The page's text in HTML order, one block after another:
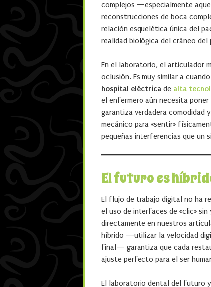
complejos —especialmente
reconstrucciones de boca
relación esquelética única del
realidad biológica del cráneo del
En el laboratorio, el articulador
oclusión. Es muy similar a
hospital eléctrica de alta
el enfermero aún necesita
garantiza verdadera comodidad
mecánico para «sentir»
pequeñas interferencias que un
El futuro es
El flujo de trabajo digital no ha
el uso de interfaces de «clic» sin
directamente en nuestros
híbrido —utilizar la velocidad
final— garantiza que cada
ajuste perfecto para el ser
El laboratorio dental del futuro